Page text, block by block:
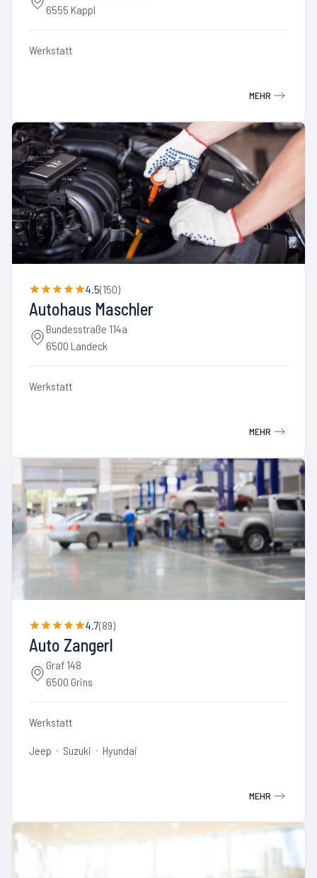
6555 Kappl
Werkstatt
MEHR
4.5(150)
Autohaus Maschler
Bundesstraße 114a
6500 Landeck
Werkstatt
MEHR
4.7(89)
Auto Zangerl
Graf 148
6500 Grins
Werkstatt
Jeep Suzuki Hyundai
MEHR